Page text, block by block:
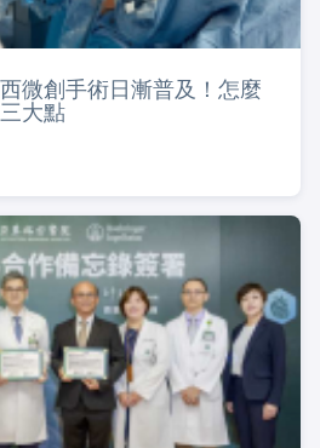
微創手術日漸普及！怎麼
大點